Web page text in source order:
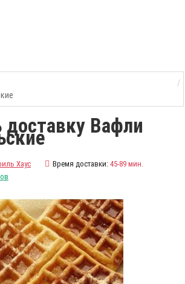
доставку Вафли
Хаус Время доставки: 45-89 мин.